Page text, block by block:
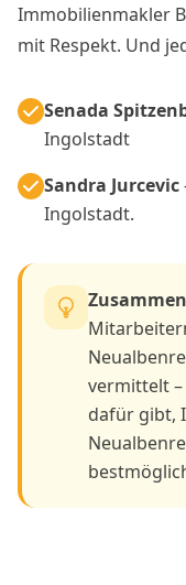
Immobilienmakler
mit Respekt. Und
Senada
Ingolstadt
Sandra Jurcevic
Ingolstadt.
vermittelt
dafür gibt,